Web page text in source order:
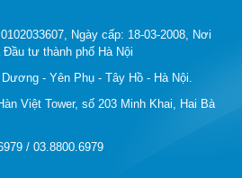
Ngày cấp: 18-03-2008, Nơi
tư thành phố Hà Nội
- Yên Phụ - Tây Hồ - Hà Nội.
Việt Tower, số 203 Minh Khai, Hai Bà
/ 03.8800.6979